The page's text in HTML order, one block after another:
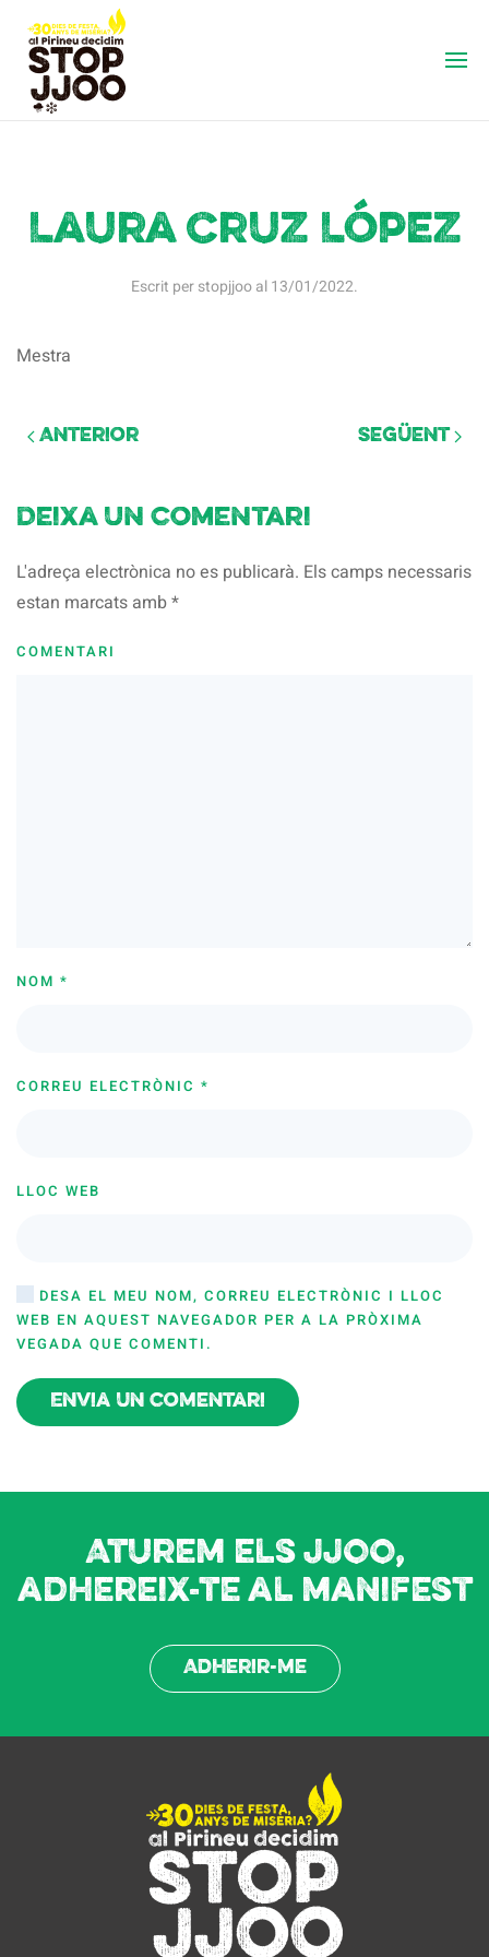
Laura Cruz López
Escrit perstopjjooal13/01/2022.
Mestra
Anterior Següent
Deixa un comentari
L'adreça electrònica no es publicarà. Els camps necessaris
estan marcats amb*
COMENTARI
NOM *
CORREU ELECTRÒNIC *
LLOC WEB
DESA EL MEU NOM, CORREU ELECTRÒNIC I LLOC
WEB EN AQUEST NAVEGADOR PER A LA PRÒXIMA
VEGADA QUE COMENTI.
Envia un comentari
Aturem els JJOO,
adhereix-te al manifest
Adherir-me